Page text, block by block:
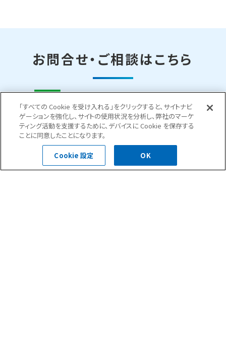
お問合せ・ご相談はこちら
0120-400-252
受付時間 平日 8:30～18:00
お問い合わせフォーム
「すべての Cookie を受け入れる」をクリックすると、サイトナビ
ゲーションを強化し、サイトの使用状況を分析し、弊社のマーケ
ティング活動を支援するために、デバイスに Cookie を保存する
ことに同意したことになります。
Cookie 設定 OK